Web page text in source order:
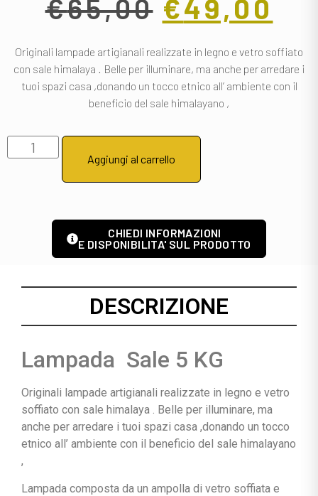
€65,00 €49,00
Originali lampade artigianali realizzate in legno e vetro soffiato
con sale himalaya . Belle per illuminare, ma anche per arredare i
tuoi spazi casa ,donando un tocco etnico all’ ambiente con il
beneficio del sale himalayano ,
Aggiungi al carrello
CHIEDI INFORMAZIONI
E DISPONIBILITA' SUL PRODOTTO
DESCRIZIONE
Lampada Sale 5 KG
Originali lampade artigianali realizzate in legno e vetro
soffiato con sale himalaya . Belle per illuminare, ma
anche per arredare i tuoi spazi casa ,donando un tocco
etnico all’ ambiente con il beneficio del sale himalayano
,
Lampada composta da un ampolla di vetro soffiata e